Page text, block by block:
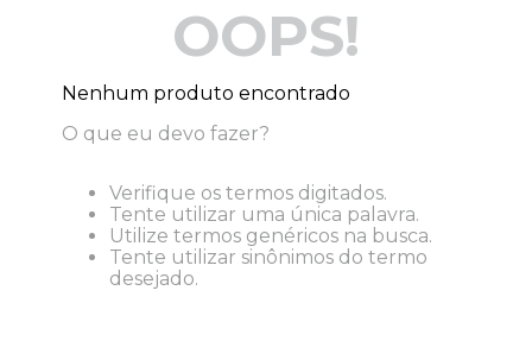
OOPS!
Nenhum produto encontrado
O que eu devo fazer?
Verifique os termos digitados.
Tente utilizar uma única palavra.
Utilize termos genéricos na busca.
Tente utilizar sinônimos do termo
desejado.